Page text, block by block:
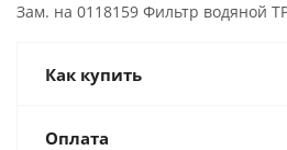
Зам. на 0118159 Фильтр водяной
Как купить
Оплата